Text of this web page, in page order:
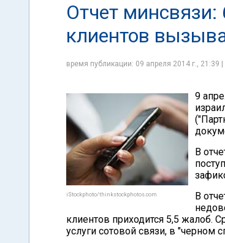
Отчет минсвязи:
клиентов
время публикации: 09 апреля 2014 г.,
iStockphoto/thinkstockphotos.com
9
В
В
клиентов приходится 5,5 жалоб.
услуги сотовой связи, в "черном